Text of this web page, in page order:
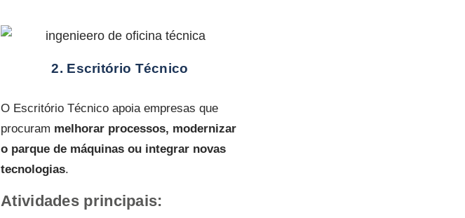
2. Escritório Técnico
O Escritório Técnico apoia empresas que
procuram melhorar processos, modernizar
o parque de máquinas ou integrar novas
tecnologias.
Atividades principais: